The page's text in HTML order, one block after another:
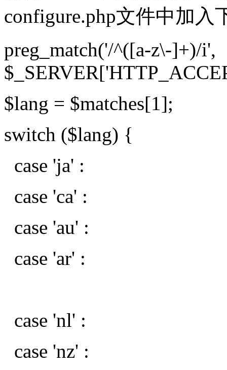
configure.php文件中加入
preg_match('/^([a-z\-]+)/i',
$lang = $matches[1];
switch ($lang) {
case 'ja' :
case 'ca' :
case 'au' :
case 'ar' :
case 'nl' :
case 'nz' :